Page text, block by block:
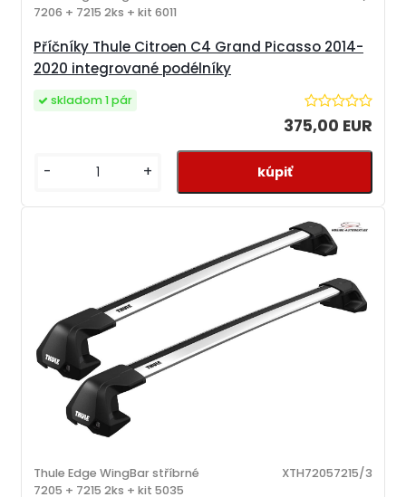
Příčníky Thule Citroen C4 Grand Picasso 2014-
2020 integrované podélníky
7206 + 7215 2ks + kit 6011
375,00 EUR
skladom 1 pár
- +
Thule Edge WingBar stříbrné
7205 + 7215 2ks + kit 5035
XTH72057215/3